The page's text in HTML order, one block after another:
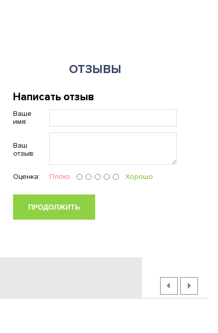
ОТЗЫВЫ
Написать отзыв
Ваше
имя:
Ваш
отзыв:
Оценка: Плохо Хорошо